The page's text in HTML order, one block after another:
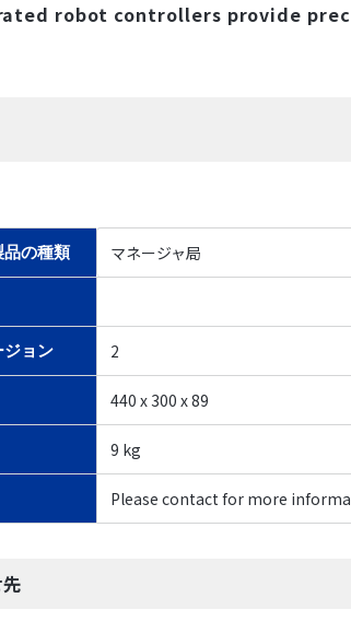
robot controllers provide
品の種類 マネージャ局
ジョン 2
440 x 300 x 89
9 kg
Please contact for more